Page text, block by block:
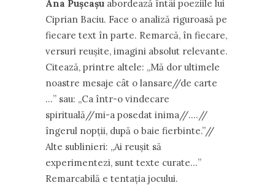
Ana Pușcașu abordează întâi poeziile lui
Ciprian Baciu. Face o analiză riguroasă pe
fiecare text în parte. Remarcă, în fiecare,
versuri reușite, imagini absolut relevante.
Citează, printre altele: ,,Mă dor ultimele
noastre mesaje cât o lansare//de carte
…” sau: ,,Ca într-o vindecare
spirituală//mi-a posedat inima//….//
îngerul nopții, după o baie fierbinte.”//
Alte sublinieri: ,,Ai reușit să
experimentezi, sunt texte curate…”
Remarcabilă e tentația jocului.